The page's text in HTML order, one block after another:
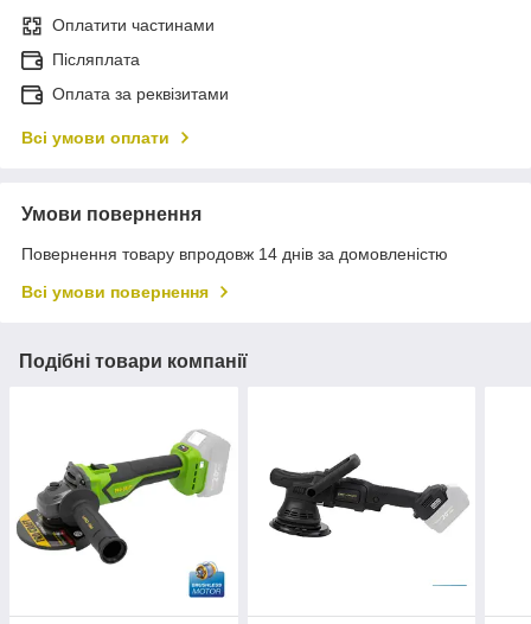
Оплатити частинами
Післяплата
Оплата за реквізитами
Всі умови оплати
Умови повернення
Повернення товару впродовж 14 днів за домовленістю
Всі умови повернення
Подібні товари компанії